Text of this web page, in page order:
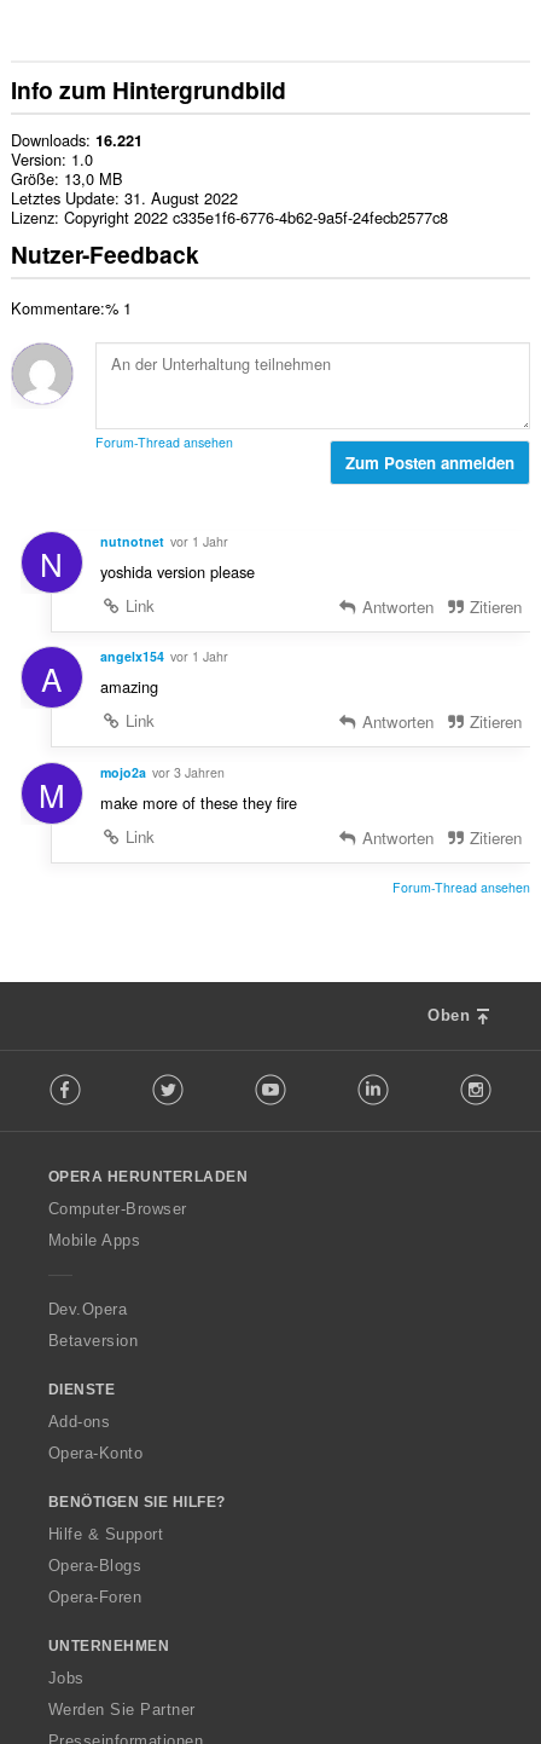
Info zum Hintergrundbild
Downloads 16.221
Version 1.0
Größe 13,0 MB
Letztes Update 31. August 2022
Lizenz Copyright 2022 c335e1f6-6776-4b62-9a5f-24fecb2577c8
Nutzer-Feedback
Kommentare:% 1
Forum-Thread ansehen
Zum Posten anmelden
N nutnotnet vor 1 Jahr
yoshida version please
Link
Antworten Zitieren
A angelx154 vor 1 Jahr
amazing
Link
Antworten Zitieren
M mojo2a vor 3 Jahren
make more of these they fire
Link
Antworten Zitieren
Forum-Thread ansehen
Oben
o
w
O
p
a
Facebook Twitter Youtube LinkedIn
OPERA HERUNTERLADEN
Computer-Browser
Mobile Apps
Dev.Opera
Betaversion
DIENSTE
Add-ons
Opera-Konto
BENÖTIGEN SIE HILFE?
Hilfe & Support
Opera-Blogs
Opera-Foren
UNTERNEHMEN
Jobs
Werden Sie Partner